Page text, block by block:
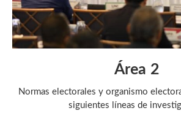
Área 2
Normas electorales y organismo
siguientes líneas de